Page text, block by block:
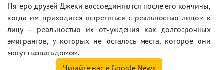
Пятеро друзей Джеки воссоединяются после его кончины,
когда им приходится встретиться с реальностью лицом к
лицу – реальностью их отчуждения как долгосрочных
эмигрантов, у которых не осталось места, которое они
могут назвать домом.
Читайте нас в Google.News